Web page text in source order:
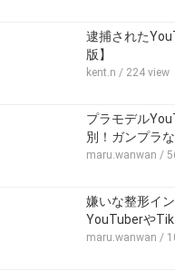
逮捕された
版】
kent.n / 224 view
プラモデル
別！ガンプラ
maru.wanwan /
嫌いな整形イ
YouTuberや
maru.wanwan /